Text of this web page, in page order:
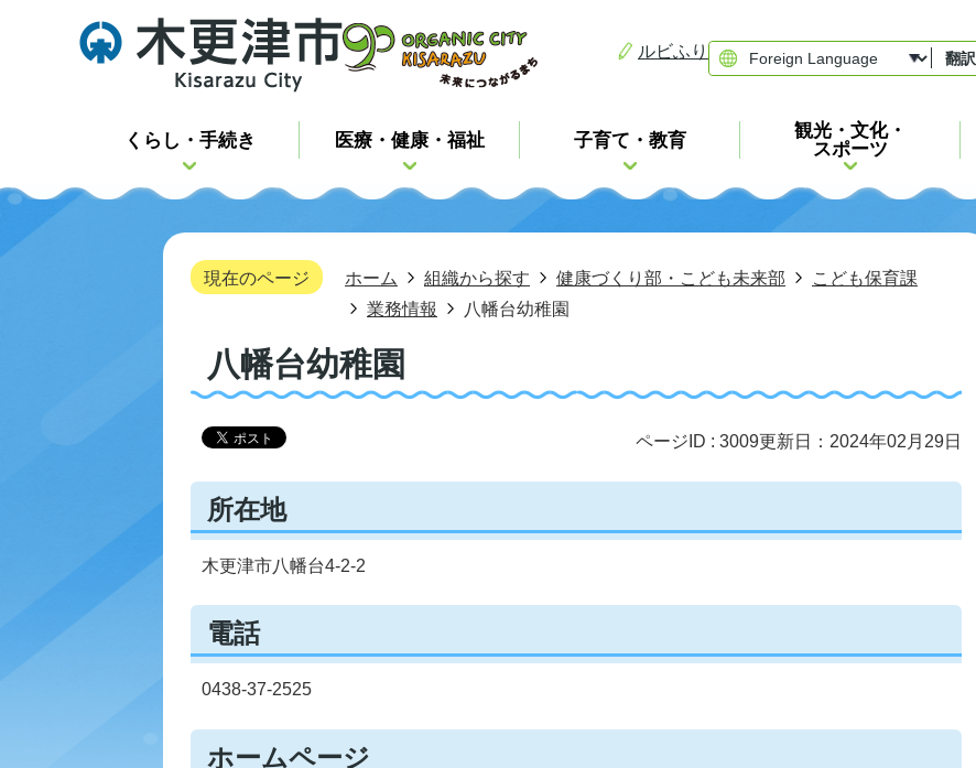
ルビふり 翻訳
くらし・手続き 医療・健康・福祉 子育て・教育
観光・文化・
スポーツ
現在のページ ホーム 組織から探す 健康づくり部・こども未来部
こども保育課
業務情報
八幡台幼稚園
八幡台幼稚園
ページID : 3009更新日：2024年02月29日
所在地
木更津市八幡台4-2-2
電話
0438-37-2525
ホームページ